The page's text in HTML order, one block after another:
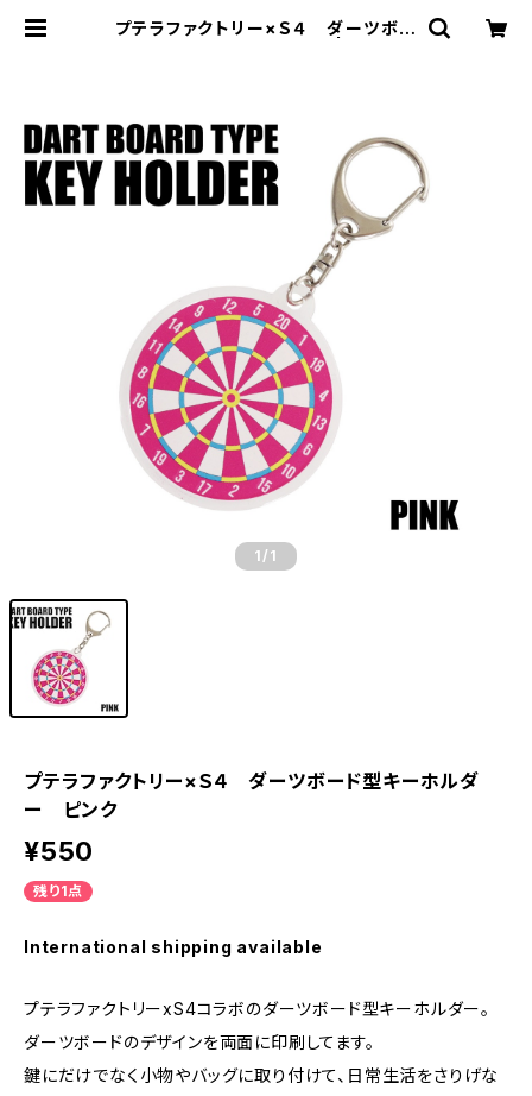
プテラファクトリー×Ｓ４ ダーツボー
1 /1
プテラファクトリー×Ｓ４ ダーツボード型キーホルダ
ー ピンク
¥550
残り1点
International shipping available
プテラファクトリーxS4コラボのダーツボード型キーホルダー。
ダーツボードのデザインを両面に印刷してます。
鍵にだけでなく小物やバッグに取り付けて、日常生活をさりげな